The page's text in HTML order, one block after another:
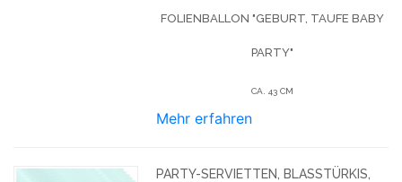
FOLIENBALLON "GEBURT, TAUFE BABY
PARTY"
CA. 43 CM
Mehr erfahren
PARTY-SERVIETTEN, BLASSTÜRKIS,